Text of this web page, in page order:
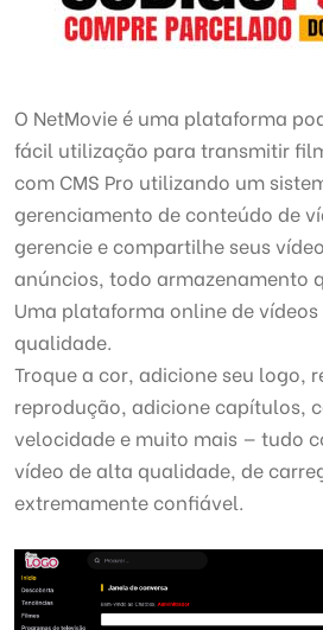
O NetMovie é uma plataforma
fácil utilização para transmitir
com CMS Pro utilizando um
gerenciamento de conteúdo de
gerencie e compartilhe seus
anúncios, todo armazenamento
Uma plataforma online de
qualidade.
Troque a cor, adicione seu logo,
reprodução, adicione capítulos,
velocidade e muito mais — tudo
vídeo de alta qualidade, de
extremamente confiável.